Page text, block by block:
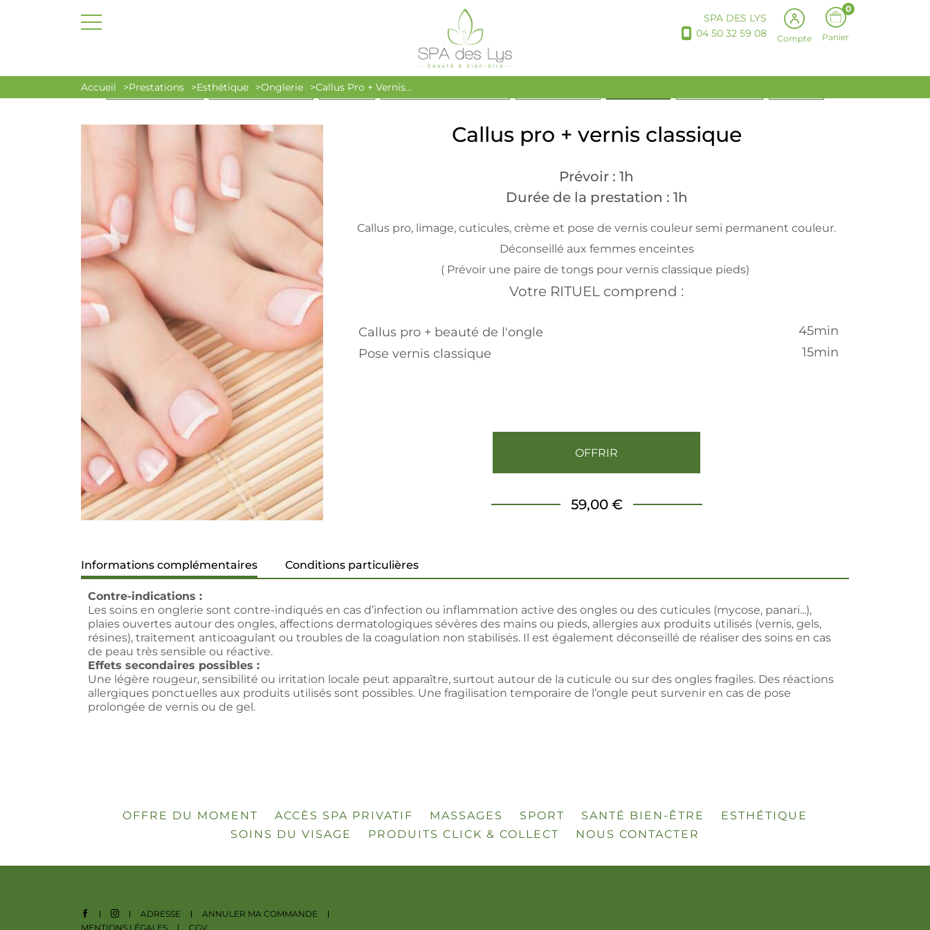
SPA DES LYS
04 50 32 59 08
Compte
0
Panier
Accueil Prestations Esthétique Onglerie Callus Pro + Vernis...
OFFRE DU MOMENT ACCÈS SPA PRIVATISÉ MASSAGES ACCOMPAGNEMENT SPORT
Callus pro + vernis classique
Prévoir : 1h
Durée de la prestation : 1h
Callus pro, limage, cuticules, crème et pose de vernis couleur semi permanent couleur.
Déconseillé aux femmes enceintes
( Prévoir une paire de tongs pour vernis classique pieds)
Votre RITUEL comprend :
Callus pro + beauté de l'ongle
45min
Pose vernis classique
15min
OFFRIR
59,00 €
Informations complémentaires Conditions particulières
Contre-indications :
Les soins en onglerie sont contre-indiqués en cas d’infection ou inflammation active des ongles ou des cuticules (mycose, panari...),
plaies ouvertes autour des ongles, affections dermatologiques sévères des mains ou pieds, allergies aux produits utilisés (vernis, gels,
résines), traitement anticoagulant ou troubles de la coagulation non stabilisés. Il est également déconseillé de réaliser des soins en cas
de peau très sensible ou réactive.
Effets secondaires possibles :
Une légère rougeur, sensibilité ou irritation locale peut apparaître, surtout autour de la cuticule ou sur des ongles fragiles. Des réactions
allergiques ponctuelles aux produits utilisés sont possibles. Une fragilisation temporaire de l’ongle peut survenir en cas de pose
prolongée de vernis ou de gel.
OFFRE DU MOMENT ACCÈS SPA PRIVATIF MASSAGES SPORT SANTÉ BIEN-ÊTRE
ESTHÉTIQUE
SOINS DU VISAGE
PRODUITS CLICK & COLLECT NOUS CONTACTER
ADRESSE
ANNULER MA COMMANDE
MENTIONS LÉGALES
CGV